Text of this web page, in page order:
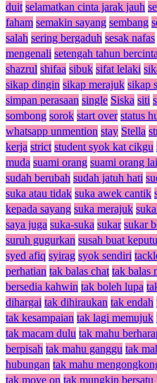
duit selamatkan cinta jarak jauh
faham semakin sayang sembang
salah sering bergaduh sesak nafas
mengenali setengah tahun bercinta
shazrul shifaa sibuk sifat lelaki
sikap dingin sikap merajuk sikap
simpan perasaan single Siska siti
sombong sorok start over status
whatsapp unmention stay Stella
kerja strict student syok kat cikgu
muda suami orang suami orang
sudah berubah sudah jatuh hati
suka atau tidak suka awek cantik
kepada sayang suka merajuk
saya juga suka-suka sukar sukar
suruh gugurkan susah buat
syed afiq syirag syok sendiri
perhatian tak balas chat tak balas
bersedia kahwin tak boleh lupa
dihargai tak dihiraukan tak endah
tak kesampaian tak lagi memujuk
tak macam dulu tak mahu
berpisah tak mahu ganggu tak
hubungan tak mahu
tak move on tak mungkin bersatu